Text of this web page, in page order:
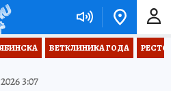
ВЕТКЛИНИКА ГОДА
3:07